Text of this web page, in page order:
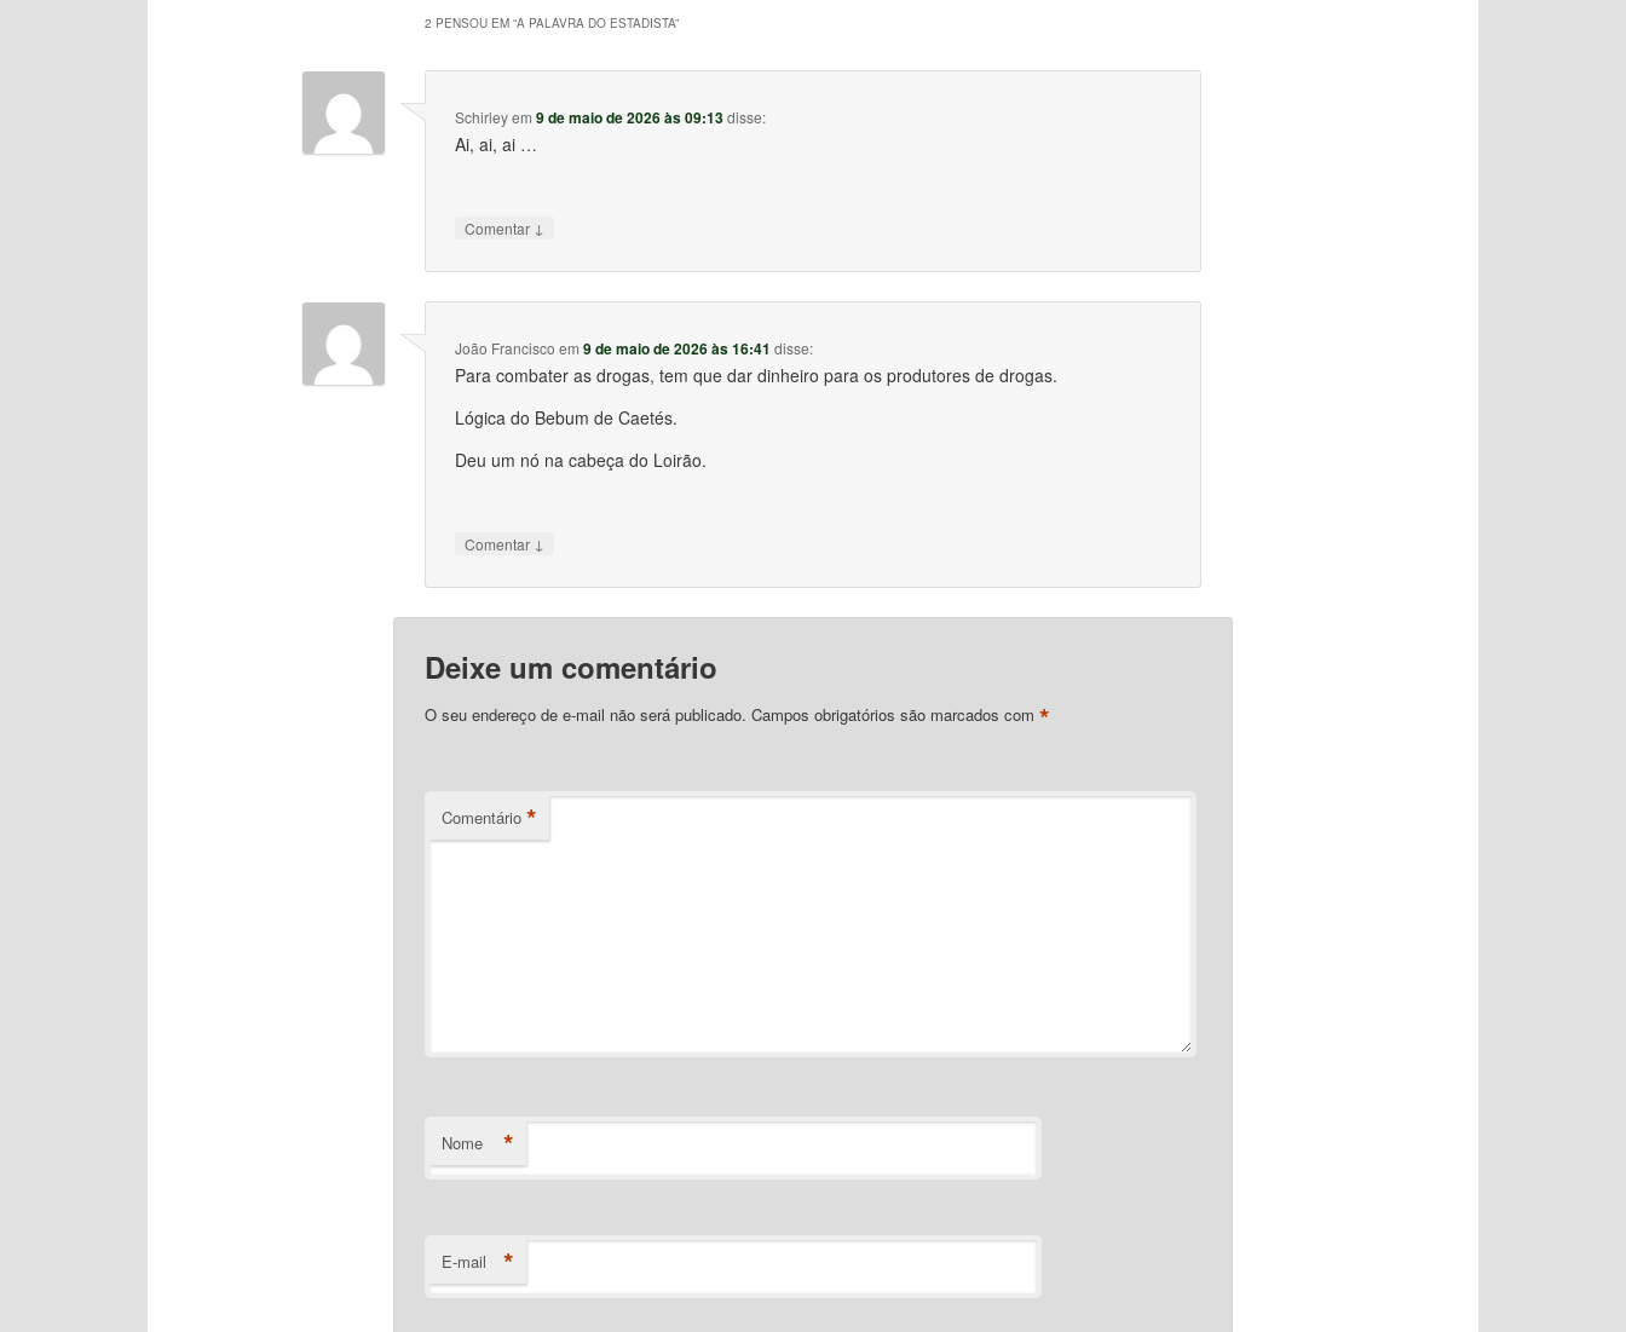
2 PENSOU EM “A PALAVRA DO ESTADISTA”
Schirleyem9 de maio de 2026 às 09:13disse:
Ai, ai, ai …
Comentar ↓
João Francisco em9 de maio de 2026 às 16:41 disse:
Para combater as drogas, tem que dar dinheiro para os produtores de drogas.
Lógica do Bebum de Caetés.
Deu um nó na cabeça do Loirão.
Comentar ↓
Deixe um comentário
O seu endereço de e-mail não será publicado. Campos obrigatórios são marcados com *
Comentário *
Nome *
E-mail *